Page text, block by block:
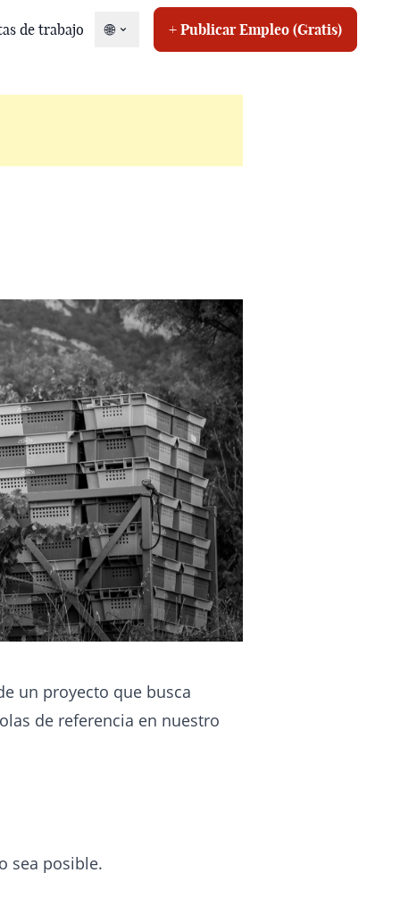
de trabajo 🌐 + Publicar Empleo (Gratis)
un proyecto que busca
de referencia en nuestro
sea posible.